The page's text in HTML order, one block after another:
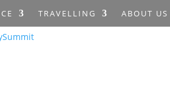
TRAVELLING ABOUT US